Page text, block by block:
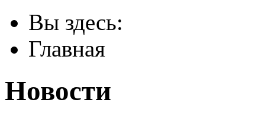
Вы здесь:
Главная
Новости